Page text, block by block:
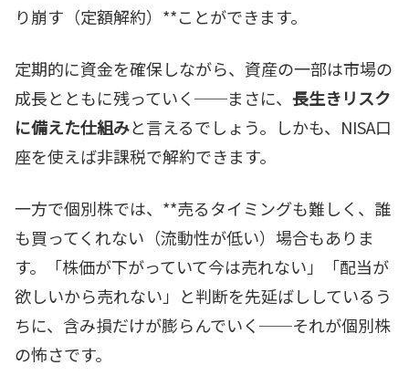
り崩す（定額解約）**ことができます。
定期的に資金を確保しながら、資産の一部は市場の
成長とともに残っていく──まさに、 長生きリスク
に備えた仕組みと言えるでしょう。しかも、NISA口
座を使えば非課税で解約できます。
一方で個別株では、**売るタイミングも難しく、誰
も買ってくれない（流動性が低い）場合もありま
す。「株価が下がっていて今は売れない」「配当が
欲しいから売れない」と判断を先延ばししているう
ちに、含み損だけが膨らんでいく──それが個別株
の怖さです。